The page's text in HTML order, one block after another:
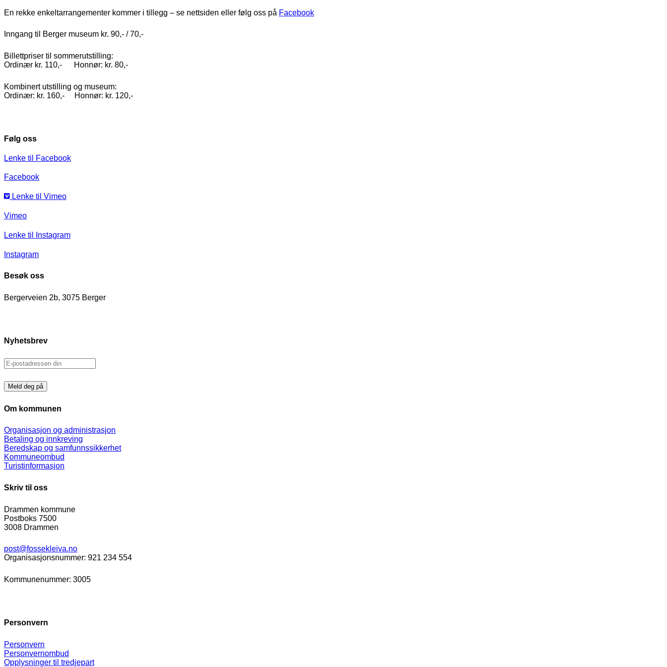
En rekke enkeltarrangementer kommer i tillegg – se nettsiden eller følg oss på Facebook
Inngang til Berger museum kr. 90,- / 70,-
Billettpriser til sommerutstilling:
Ordinær kr. 110,- Honnør: kr. 80,-
Kombinert utstilling og museum:
Ordinær: kr. 160,- Honnør: kr. 120,-
Følg oss
Lenke til Facebook
Facebook
Lenke til Vimeo
Vimeo
Lenke til Instagram
Instagram
Besøk oss
Bergerveien 2b, 3075 Berger
Nyhetsbrev
Om kommunen
Organisasjon og administrasjon
Betaling og innkreving
Beredskap og samfunnssikkerhet
Kommuneombud
Turistinformasjon
Skriv til oss
Drammen kommune
Postboks 7500
3008 Drammen
post@fossekleiva.no
Organisasjonsnummer: 921 234 554
Kommunenummer: 3005
Personvern
Personvern
Personvernombud
Opplysninger til tredjepart